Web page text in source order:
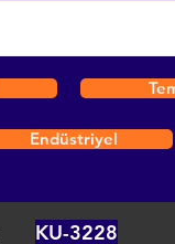
Endüstriyel
KU-3228